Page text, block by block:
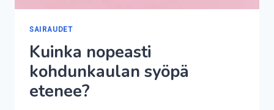
SAIRAUDET
Kuinka nopeasti
kohdunkaulan syöpä
etenee?